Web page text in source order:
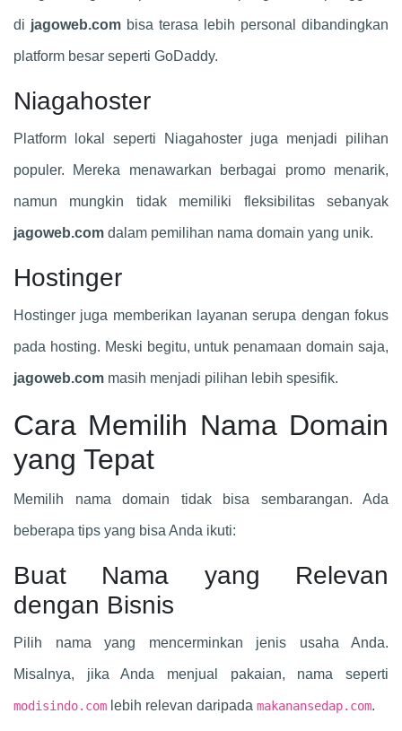
di jagoweb.com bisa terasa lebih personal dibandingkan
platform besar seperti GoDaddy.
Niagahoster
Platform lokal seperti Niagahoster juga menjadi pilihan
populer. Mereka menawarkan berbagai promo menarik,
namun mungkin tidak memiliki fleksibilitas sebanyak
jagoweb.com dalam pemilihan nama domain yang unik.
Hostinger
Hostinger juga memberikan layanan serupa dengan fokus
pada hosting. Meski begitu, untuk penamaan domain saja,
jagoweb.com masih menjadi pilihan lebih spesifik.
Cara Memilih Nama Domain
yang Tepat
Memilih nama domain tidak bisa sembarangan. Ada
beberapa tips yang bisa Anda ikuti:
Buat Nama yang Relevan
dengan Bisnis
Pilih nama yang mencerminkan jenis usaha Anda.
Misalnya, jika Anda menjual pakaian, nama seperti
modisindo.com lebih relevan daripada makanansedap.com.